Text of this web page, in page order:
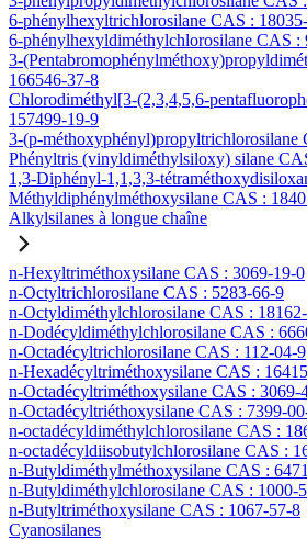
6-phénylhexyltrichlorosilane CAS :
6-phénylhexyldiméthylchlorosilane CAS :
3-
166546-37-8
Chlorodiméthyl[3-(2,3,4,5,6-
157499-19-9
3-(p-méthoxyphényl)propyltrichlorosilane
Phényltris (vinyldiméthylsiloxy) silane
1,3-Diphényl-1,1,3,3-
Méthyldiphénylméthoxysilane CAS :
Alkylsilanes à longue chaîne
n-Hexyltriméthoxysilane CAS : 3069-19-0
n-Octyltrichlorosilane CAS : 5283-66-9
n-Octyldiméthylchlorosilane CAS :
n-Dodécyldiméthylchlorosilane CAS :
n-Octadécyltrichlorosilane CAS : 112-04-9
n-Hexadécyltriméthoxysilane CAS :
n-Octadécyltriméthoxysilane CAS : 3069-
n-Octadécyltriéthoxysilane CAS : 7399-
n-octadécyldiméthylchlorosilane CAS :
n-octadécyldiisobutylchlorosilane CAS :
n-Butyldiméthylméthoxysilane CAS :
n-Butyldiméthylchlorosilane CAS : 1000-
n-Butyltriméthoxysilane CAS : 1067-57-8
Cyanosilanes